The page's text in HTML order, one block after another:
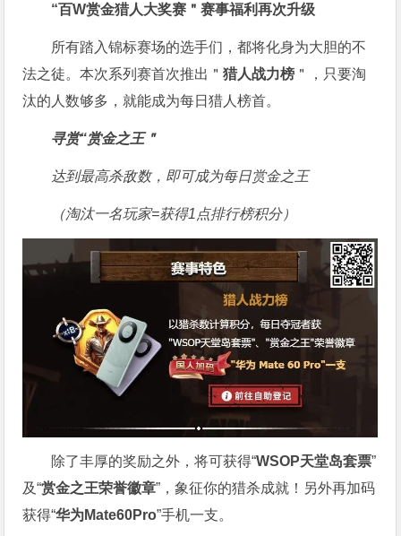
“百W赏金猎人大奖赛＂赛事福利再次升级
所有踏入锦标赛场的选手们，都将化身为大胆的不
法之徒。本次系列赛首次推出＂猎人战力榜 ＂，只要淘
汰的人数够多，就能成为每日猎人榜首。
寻赏“赏金之王＂
达到最高杀敌数，即可成为每日赏金之王
（淘汰一名玩家=获得1点排行榜积分）
除了丰厚的奖励之外，将可获得“WSOP天堂岛套票”
及“赏金之王荣誉徽章”，象征你的猎杀成就！另外再加码
获得“华为Mate60Pro”手机一支。